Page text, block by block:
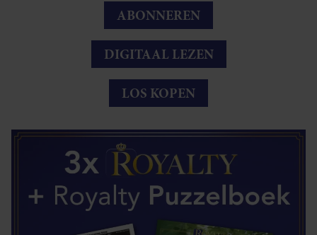
ABONNEREN
DIGITAAL LEZEN
LOS KOPEN